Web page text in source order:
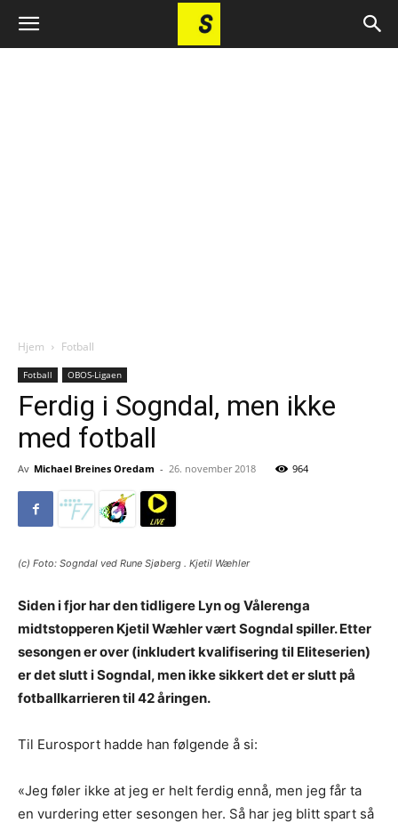
Hjem Fotball
Fotball OBOS-Ligaen
Ferdig i Sogndal, men ikke
med fotball
Av Michael Breines Oredam - 26. november 2018 964
(c) Foto: Sogndal ved Rune Sjøberg . Kjetil Wæhler
Siden i fjor har den tidligere Lyn og Vålerenga
midtstopperen Kjetil Wæhler vært Sogndal spiller. Etter
sesongen er over (inkludert kvalifisering til Eliteserien)
er det slutt i Sogndal, men ikke sikkert det er slutt på
fotballkarrieren til 42 åringen.
Til Eurosport hadde han følgende å si:
«Jeg føler ikke at jeg er helt ferdig ennå, men jeg får ta
en vurdering etter sesongen her. Så har jeg blitt spart så